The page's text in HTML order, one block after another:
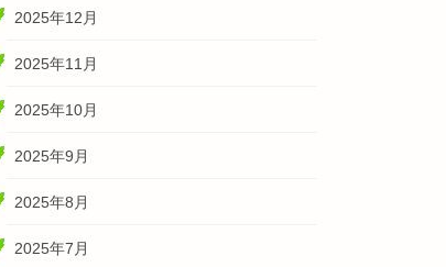
2025年12月
2025年11月
2025年10月
2025年9月
2025年8月
2025年7月